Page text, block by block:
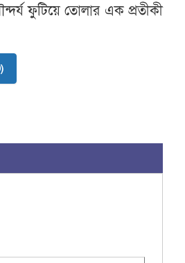
ফুটিয়ে তোলার এক প্রতীকী